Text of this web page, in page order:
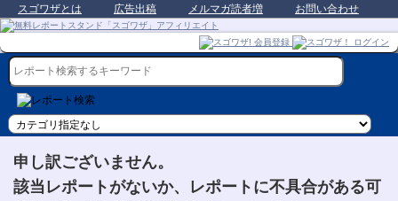
スゴワザとは 広告出稿 メルマガ読者増 お問い合わせ
申し訳ございません。
該当レポートがないか、レポートに不具合がある可